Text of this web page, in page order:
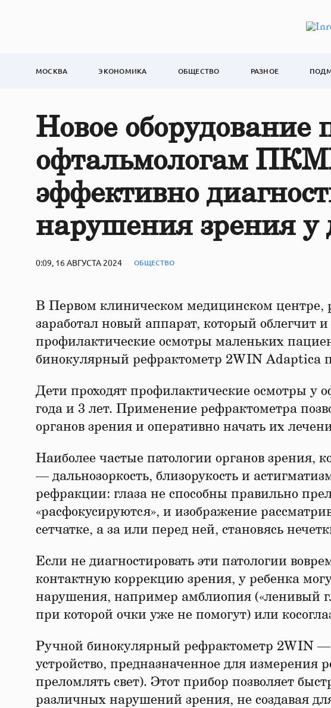
МОСКВА ЭКОНОМИКА ОБЩЕСТВО РАЗНОЕ
Новое оборудование
офтальмологам
эффективно
нарушения зрения у
0:09, 16 АВГУСТА 2024 ОБЩЕСТВО
В Первом клиническом медицинском центре,
заработал новый аппарат, который облегчит
профилактические осмотры маленьких
бинокулярный рефрактометр 2WIN Adaptica
Дети проходят профилактические осмотры у
года и 3 лет. Применение рефрактометра
органов зрения и оперативно начать их
Наиболее частые патологии органов зрения,
— дальнозоркость, близорукость и
рефракции: глаза не способны правильно
«расфокусируются», и изображение
сетчатке, а за или перед ней, становясь
Если не диагностировать эти патологии
контактную коррекцию зрения, у ребенка
нарушения, например амблиопия («ленивый
при которой очки уже не помогут) или
Ручной бинокулярный рефрактометр 2WIN —
устройство, предназначенное для измерения
преломлять свет). Этот прибор позволяет
различных нарушений зрения, не создавая